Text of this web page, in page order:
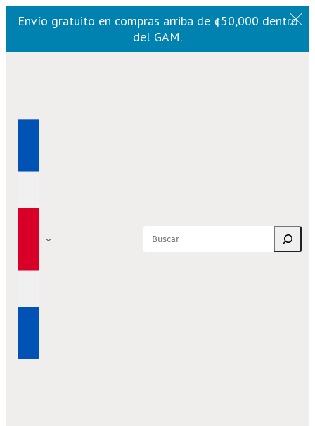
Envío gratuito en compras arriba de ¢50,000 dentro
del GAM.
Buscar